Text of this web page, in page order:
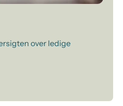
over ledige